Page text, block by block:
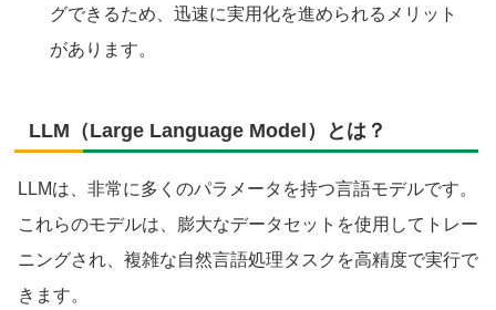
グできるため、迅速に実用化を進められるメリット
があります。
LLM（Large Language Model）とは？
LLMは、非常に多くのパラメータを持つ言語モデルです。
これらのモデルは、膨大なデータセットを使用してトレー
ニングされ、複雑な自然言語処理タスクを高精度で実行で
きます。